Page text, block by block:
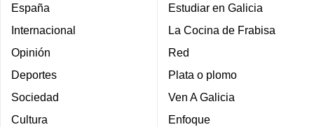
España
Internacional
Opinión
Deportes
Sociedad
Cultura
Estudiar en Galicia
La Cocina de Frabisa
Red
Plata o plomo
Ven A Galicia
Enfoque